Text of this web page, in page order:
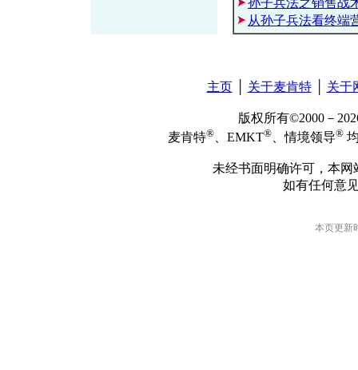
从孙子兵法看终端
主页│ 关于麦肯特│ 关于
版权所有©2000－
麦肯特® 、EMKT® 、情境领导®
未经书面明确许可，本
如有任何意
本页更新